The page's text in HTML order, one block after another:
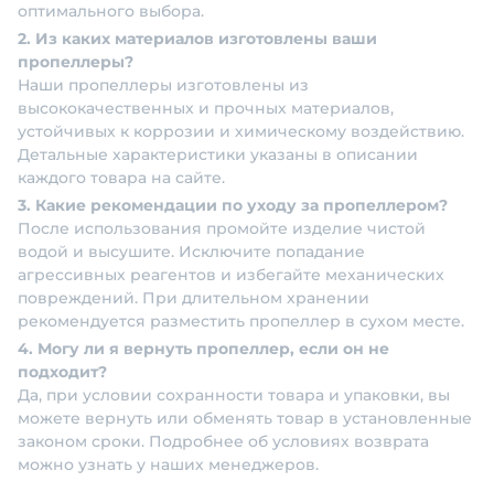
оптимального выбора.
2. Из каких материалов изготовлены ваши
пропеллеры?
Наши пропеллеры изготовлены из
высококачественных и прочных материалов,
устойчивых к коррозии и химическому воздействию.
Детальные характеристики указаны в описании
каждого товара на сайте.
3. Какие рекомендации по уходу за пропеллером?
После использования промойте изделие чистой
водой и высушите. Исключите попадание
агрессивных реагентов и избегайте механических
повреждений. При длительном хранении
рекомендуется разместить пропеллер в сухом месте.
4. Могу ли я вернуть пропеллер, если он не
подходит?
Да, при условии сохранности товара и упаковки, вы
можете вернуть или обменять товар в установленные
законом сроки. Подробнее об условиях возврата
можно узнать у наших менеджеров.